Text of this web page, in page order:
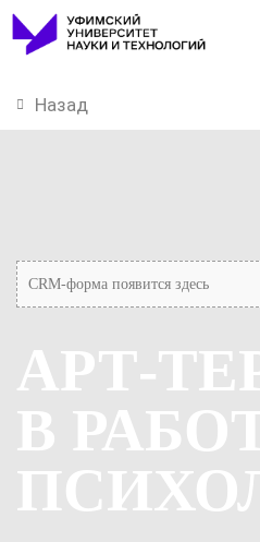
Назад
CRM-форма появится здесь
АРТ-
В